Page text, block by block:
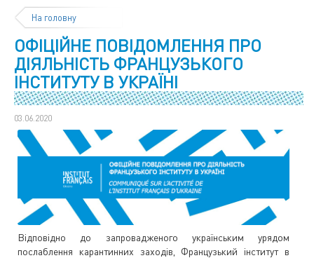
На головну
ОФІЦІЙНЕ ПОВІДОМЛЕННЯ ПРО
ДІЯЛЬНІСТЬ ФРАНЦУЗЬКОГО
ІНСТИТУТУ В УКРАЇНІ
03.06.2020
Відповідно до запровадженого українським урядом
послаблення карантинних заходів, Французький інститут в